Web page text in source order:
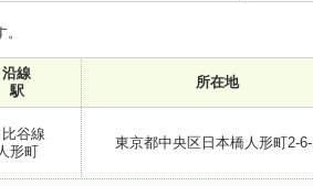
沿線
駅
所在地
比谷線
形町
東京都中央区日本橋人形町2-